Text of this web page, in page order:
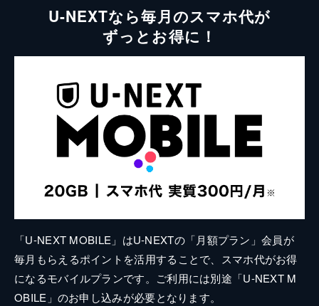
U-NEXTなら毎月のスマホ代が
ずっとお得に！
「U-NEXT MOBILE」はU-NEXTの「月額プラン」会員が
毎月もらえるポイントを活用することで、スマホ代がお得
になるモバイルプランです。ご利用には別途「U-NEXT M
OBILE」のお申し込みが必要となります。